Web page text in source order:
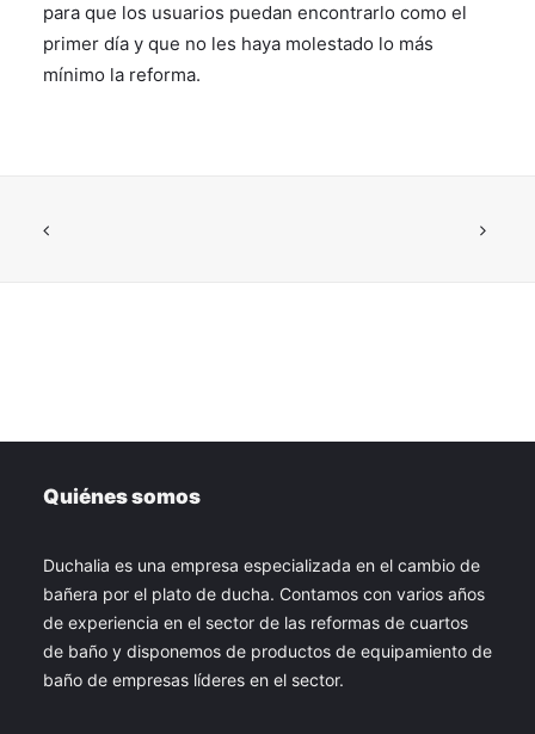
para que los usuarios puedan encontrarlo como el
primer día y que no les haya molestado lo más
mínimo la reforma.
Quiénes somos
Duchalia es una empresa especializada en el cambio de
bañera por el plato de ducha. Contamos con varios años
de experiencia en el sector de las reformas de cuartos
de baño y disponemos de productos de equipamiento de
baño de empresas líderes en el sector.